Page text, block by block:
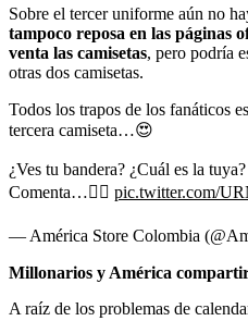
Sobre el tercer uniforme aún no
tampoco reposa en las páginas
venta las camisetas, pero podría
otras dos camisetas.
Todos los trapos de los fanáticos
tercera camiseta…😍
¿Ves tu bandera? ¿Cuál es la tuya?
Comenta…👇🏼 pic.twitter.com/
— América Store Colombia
Millonarios y América
A raíz de los problemas de